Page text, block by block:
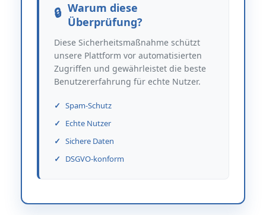
Warum diese
Überprüfung?
Diese Sicherheitsmaßnahme schützt
unsere Plattform vor automatisierten
Zugriffen und gewährleistet die beste
Benutzererfahrung für echte Nutzer.
Spam-Schutz
Echte Nutzer
Sichere Daten
DSGVO-konform